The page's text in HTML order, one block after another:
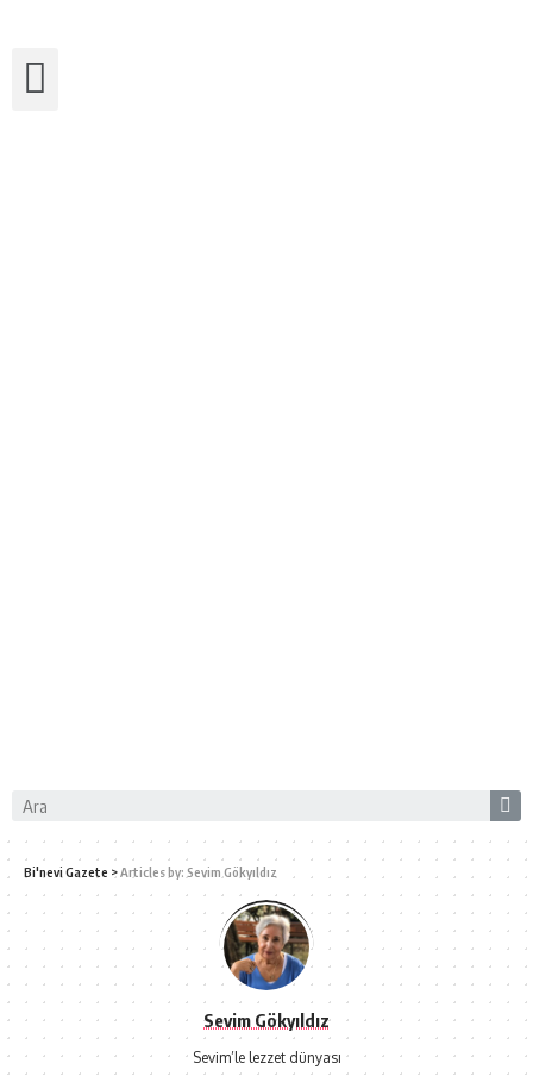
Bi'nevi Gazete >Articles by: Sevim Gökyıldız
Sevim Gökyıldız
Sevim’le lezzet dünyası